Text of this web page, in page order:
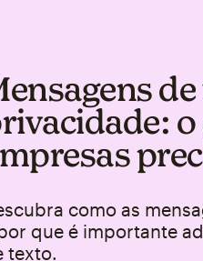
como as
que é importante
texto.